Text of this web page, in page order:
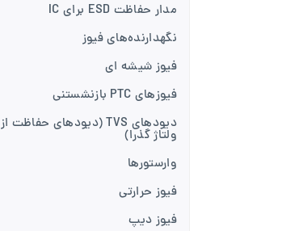
مدار حفاظت ESD برای IC
نگهدارنده‌های فیوز
فیوز شیشه ای
فیوزهای PTC بازنشستنی
دیودهای TVS (دیودهای حفاظت از
ولتاژ گذرا)
وارستورها
فیوز حرارتی
فیوز دیپ